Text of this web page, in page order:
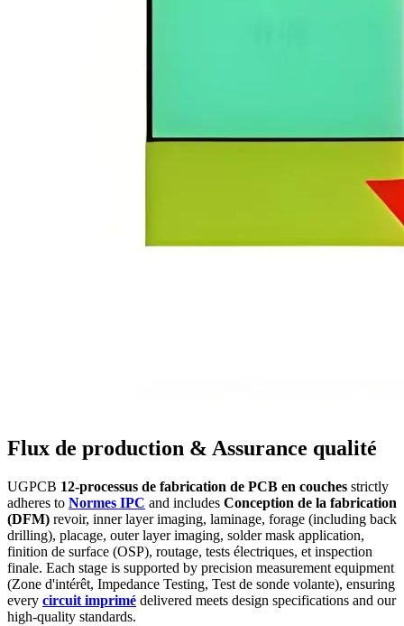
Flux de production & Assurance qualité
UGPCB 12-processus de fabrication de PCB en couches strictly
adheres to Normes IPC and includes Conception de la fabrication
(DFM) revoir, inner layer imaging, laminage, forage (including back
drilling), placage, outer layer imaging, solder mask application,
finition de surface (OSP), routage, tests électriques, et inspection
finale. Each stage is supported by precision measurement equipment
(Zone d'intérêt, Impedance Testing, Test de sonde volante), ensuring
every circuit imprimé delivered meets design specifications and our
high-quality standards.